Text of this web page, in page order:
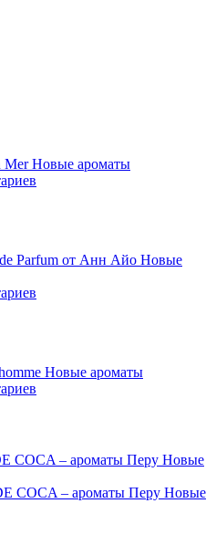
Mer Новые ароматы
Parfum от Анн Айо Новые
Новые ароматы
COCA – ароматы Перу Новые
COCA – ароматы Перу Новые